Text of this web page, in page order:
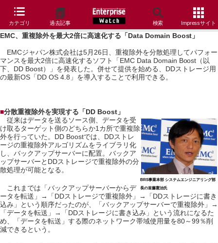
カテゴリ 過去記事 検索 Impressサイト
EMC、重複除外を最大2倍に高速化する「Data Domain Boost」
EMCジャパン株式会社は5月26日、重複除外を分散処理してパフォー
マンスを最大2倍に高速化するソフト「EMC Data Domain Boost（以
下、DD Boost）」を発表した。併せて提供を始める、DDストレージ用
の最新OS「DD OS 4.8」を導入することで利用できる。
■分散重複除外を実現する「DD Boost」
BRS事業本部 システムエンジニアリング部
長の首藤憲治氏
従来はデータを送るソース側、データを受
け取るターゲット側のどちらか1カ所で重複除
外を行っていた。DD Boostでは、DDストレ
ージの重複除外アルゴリズムをライブラリ化
し、バックアップサーバーに配置。バックア
ップサーバーとDDストレージで重複除外の分
散処理が可能となる。
これまでは「バックアップサーバーからデ
ータを転送」→「DDストレージで重複除外」→「DDストレージに書き
込み」という順序だったのが、「バックアップサーバーで重複除外」→
「データを転送」→「DDストレージに書き込み」という流れになるた
め、「データを転送」する際のネットワーク帯域使用量を80～99％削
減できるという。